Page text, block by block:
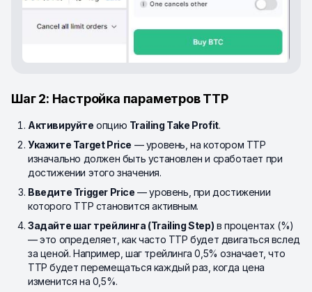
Шаг 2: Настройка параметров TTP
Активируйте опцию Trailing Take Profit.
Укажите Target Price — уровень, на котором TTP
изначально должен быть установлен и сработает при
достижении этого значения.
Введите Trigger Price — уровень, при достижении
которого TTP становится активным.
Задайте шаг трейлинга (Trailing Step) в процентах (%)
— это определяет, как часто TTP будет двигаться вслед
за ценой. Например, шаг трейлинга 0,5% означает, что
TTP будет перемещаться каждый раз, когда цена
изменится на 0,5%.